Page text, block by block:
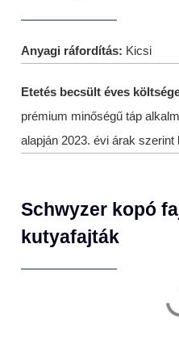
Anyagi ráfordítás: Kicsi
Etetés becsült éves
prémium minőségű táp
alapján 2023. évi árak szerint
Schwyzer kopó
kutyafajták